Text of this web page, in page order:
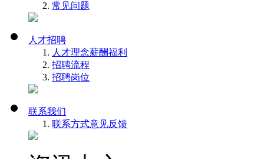
常见问题
人才招聘
人才理念薪酬福利
招聘流程
招聘岗位
联系我们
联系方式意见反馈